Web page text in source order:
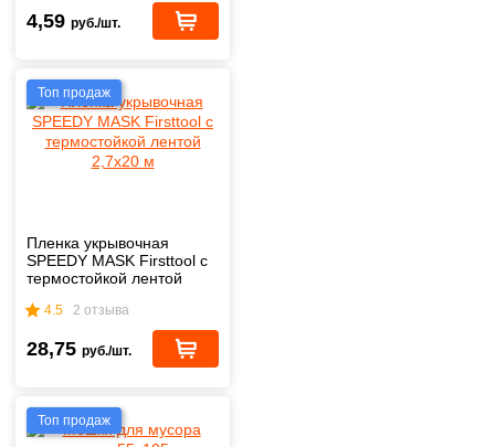
4,59 руб./шт.
Топ продаж
Пленка укрывочная
SPEEDY MASK Firsttool с
термостойкой лентой
4.5 2 отзыва
28,75 руб./шт.
Топ продаж